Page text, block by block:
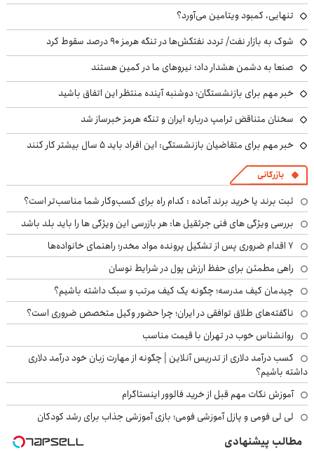
تنهایی، کمبود ویتامین می‌آورد؟
شوک به بازار نفت/ تردد نفتکش‌ها در تنگه هرمز ۹۰ درصد سقوط کرد
صنعا به دشمن هشدار داد؛ نیروهای ما در کمین هستند
خبر مهم برای بازنشستگان؛ دوشنبه آینده منتظر این اتفاق باشید
سخنان متناقض ترامپ درباره ایران و تنگه هرمز خبرساز شد
خبر مهم برای متقاضیان بازنشستگی: این افراد باید ۵ سال بیشتر کار کنند
بازرگانی
ثبت برند یا خرید برند آماده : کدام راه برای کسب‌وکار شما مناسب‌تر است؟
بررسی ویژگی های فنی جرثقیل ها: هر بازرسی این ویژگی ها را باید بلد باشد
۷ اقدام ضروری پس از تشکیل پرونده مواد مخدر؛ راهنمای خانواده‌ها
راهی مطمئن برای حفظ ارزش پول در شرایط نوسان
چیدمان کیف مدرسه؛ چگونه یک کیف مرتب و سبک داشته باشیم؟
ناگفته‌های طلاق توافقی در ایران؛ چرا حضور وکیل متخصص ضروری است؟
روانشناس خوب در تهران با قیمت مناسب
کسب درآمد دلاری از تدریس آنلاین | چگونه از مهارت زبان خود درآمد دلاری
داشته باشیم؟
آموزش نکات مهم قبل از خرید فالوور اینستاگرام
لی لی فومی و پازل آموزشی فومی؛ بازی آموزشی جذاب برای رشد کودکان
مطالب پیشنهادی